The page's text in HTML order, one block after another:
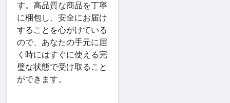
す。高品質な商品を丁寧
に梱包し、安全にお届け
することを心がけている
ので、あなたの手元に届
く時にはすぐに使える完
璧な状態で受け取ること
ができます。